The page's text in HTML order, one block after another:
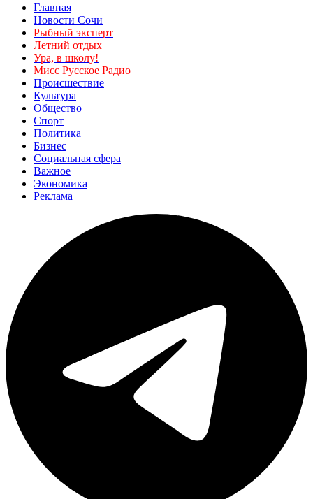
Главная
Новости Сочи
Рыбный эксперт
Летний отдых
Ура, в школу!
Мисс Русское Радио
Происшествие
Культура
Общество
Спорт
Политика
Бизнес
Социальная сфера
Важное
Экономика
Реклама